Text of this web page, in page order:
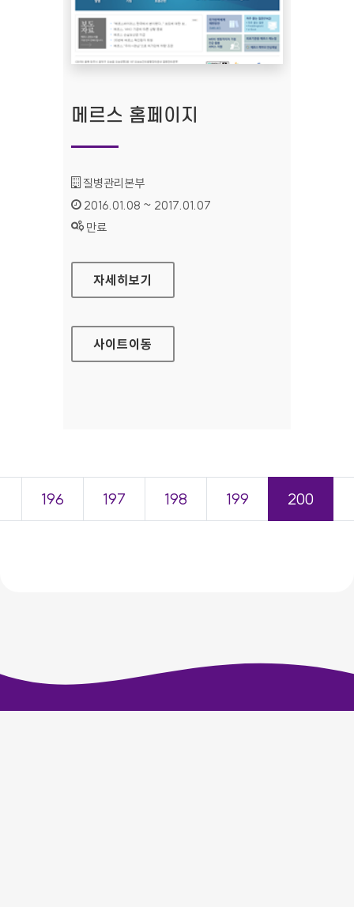
메르스 홈페이지
기관명 :
질병관리본부
인증기간 :
2016.01.08 ~ 2017.01.07
상태 :
만료
메르스 홈페이지
자세히보기
사이트이동
196 197 198 199 200